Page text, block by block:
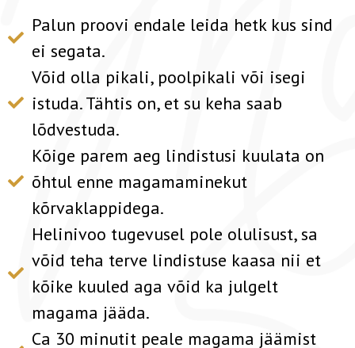
Palun proovi endale leida hetk kus sind
ei segata.
Võid olla pikali, poolpikali või isegi
istuda. Tähtis on, et su keha saab
lõdvestuda.
Kõige parem aeg lindistusi kuulata on
õhtul enne magamaminekut
kõrvaklappidega.
Helinivoo tugevusel pole olulisust, sa
võid teha terve lindistuse kaasa nii et
kõike kuuled aga võid ka julgelt
magama jääda.
Ca 30 minutit peale magama jäämist